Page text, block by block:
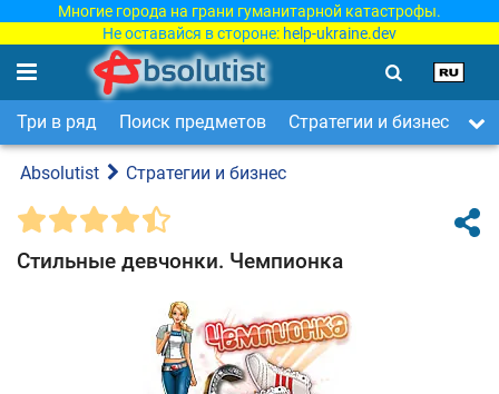
Многие города на грани гуманитарной катастрофы.
Не оставайся в стороне: help-ukraine.dev
Три в ряд Поиск предметов Стратегии и бизнес
Absolutist Стратегии и бизнес
Стильные девчонки. Чемпионка